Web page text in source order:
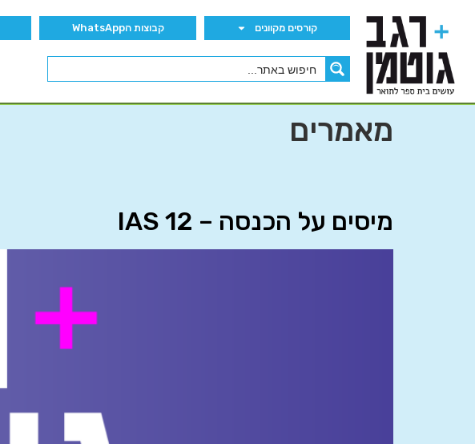
קורסים מקוונים קבוצות הWhatsApp
מאמרים
מיסים על הכנסה – IAS 12